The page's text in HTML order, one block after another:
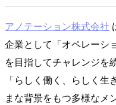
アノテーション株式会社
企業として「オペレーシ
を目指してチャレンジを
「らしく働く、らしく
まな背景をもつ多様なメ